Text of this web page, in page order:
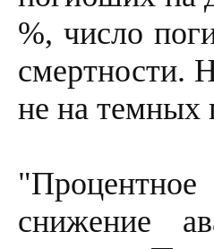
%, число
смертности.
не на темных
снижение